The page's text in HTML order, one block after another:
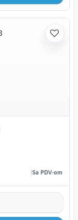
Sa PDV-om